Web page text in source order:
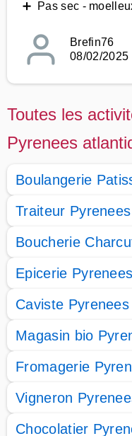
➕ Pas sec -
Brefin76
08/02/2025
Toutes les
Pyrenees
Boulangerie
Traiteur
Boucherie
Epicerie
Caviste
Magasin bio
Fromagerie
Vigneron
Chocolatier